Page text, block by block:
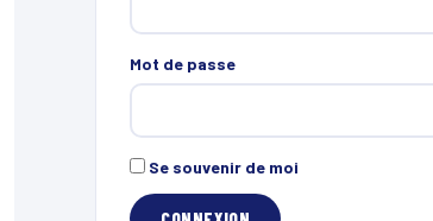
Mot de passe
Se souvenir de moi